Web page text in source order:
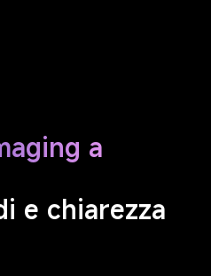
a
e chiarezza